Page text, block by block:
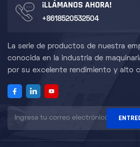
¡LLÁMANOS AHORA!
+8618520532504
La serie de productos de nuestra
conocida en la industria de
por su excelente rendimiento y alto